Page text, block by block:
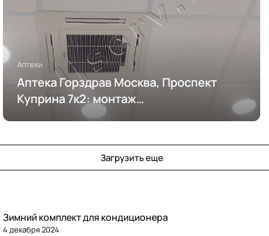
Аптеки
Аптека Горздрав Москва, Проспект
Куприна 7к2: монтаж
кондиционирования
Загрузить еще
Зимний комплект для кондиционера
4 декабря 2024